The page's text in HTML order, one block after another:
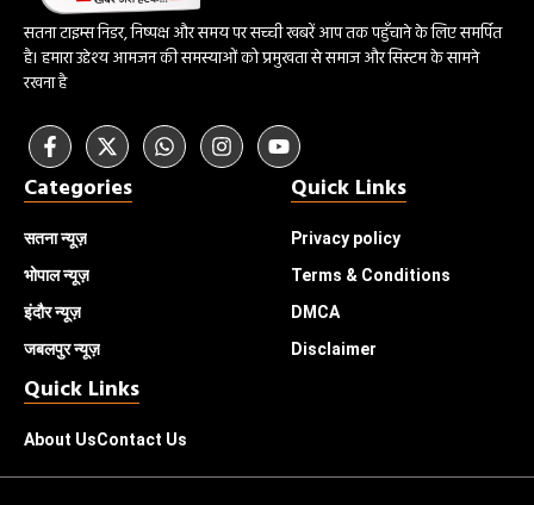
सतना टाइम्स निडर, निष्पक्ष और समय पर सच्ची खबरें आप तक पहुँचाने के लिए समर्पित
है। हमारा उद्देश्य आमजन की समस्याओं को प्रमुखता से समाज और सिस्टम के सामने
रखना है
Categories
सतना न्यूज़
भोपालन्यूज़
इंदौरन्यूज़
जबलपुर न्यूज़
Quick Links
Privacy policy
Terms & Conditions
DMCA
Disclaimer
Quick Links
About UsContact Us